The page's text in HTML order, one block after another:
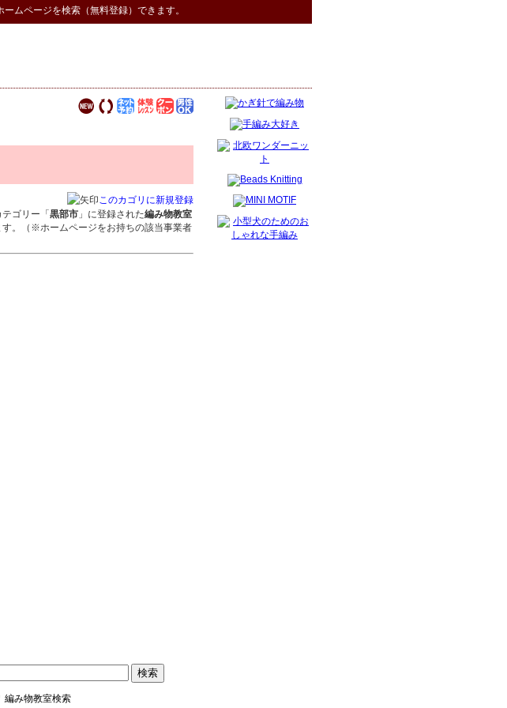
ムページを検索（無料登録）できます。
このカゴリに新規登録
ゴリー「 黒部市 」に登録された編み物教室
。（※ホームページをお持ちの該当事業者
編み物教室検索